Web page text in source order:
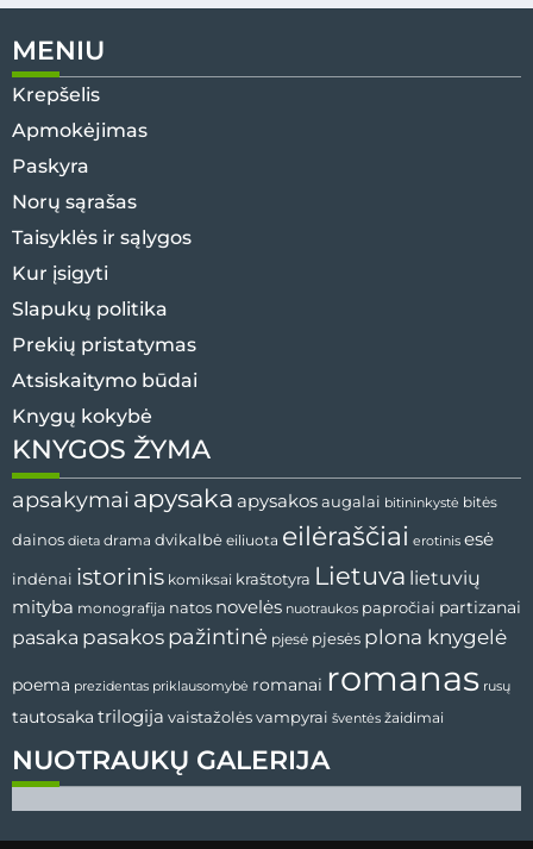
MENIU
Krepšelis
Apmokėjimas
Paskyra
Norų sąrašas
Taisyklės ir sąlygos
Kur įsigyti
Slapukų politika
Prekių pristatymas
Atsiskaitymo būdai
Knygų kokybė
NUOTRAUKŲ GALERIJA
KNYGOS ŽYMA
apsakymai apysaka apysakos augalai bitininkystė bitės
dainos dieta drama dvikalbė eiliuota eilėraščiai erotinis esė
indėnai istorinis komiksai kraštotyra Lietuva lietuvių
mityba monografija natos novelės nuotraukos papročiai partizanai
pasaka pasakos pažintinė pjesė pjesės plona knygelė
poema prezidentas priklausomybė romanai romanas rusų
tautosaka trilogija vaistažolėsvampyrai šventės žaidimai